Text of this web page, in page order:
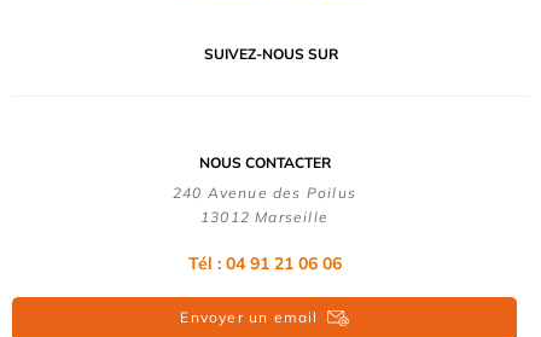
SUIVEZ-NOUS SUR
NOUS CONTACTER
240 Avenue des Poilus
13012 Marseille
Tél : 04 91 21 06 06
Envoyer un email